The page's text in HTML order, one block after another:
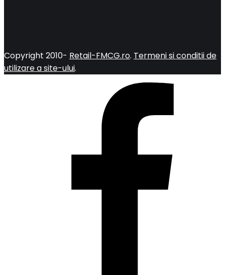
Copyright 2010- Retail-FMCG.ro. Termeni si conditii de
utilizare a site-ului.